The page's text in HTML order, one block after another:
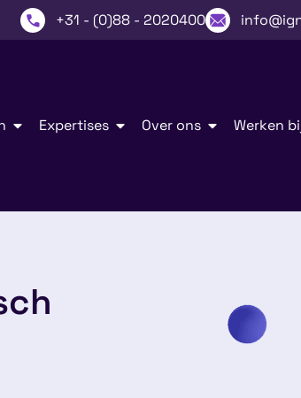
+31 - (0)88 - 2020400
Expertises Over ons Werken